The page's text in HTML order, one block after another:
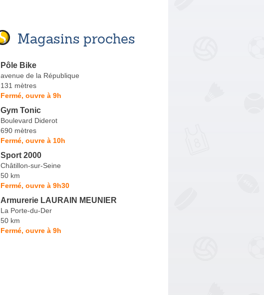
Magasins proches
Pôle Bike
avenue de la République
131 mètres
Fermé, ouvre à 9h
Gym Tonic
Boulevard Diderot
690 mètres
Fermé, ouvre à 10h
Sport 2000
Châtillon-sur-Seine
50 km
Fermé, ouvre à 9h30
Armurerie LAURAIN MEUNIER
La Porte-du-Der
50 km
Fermé, ouvre à 9h